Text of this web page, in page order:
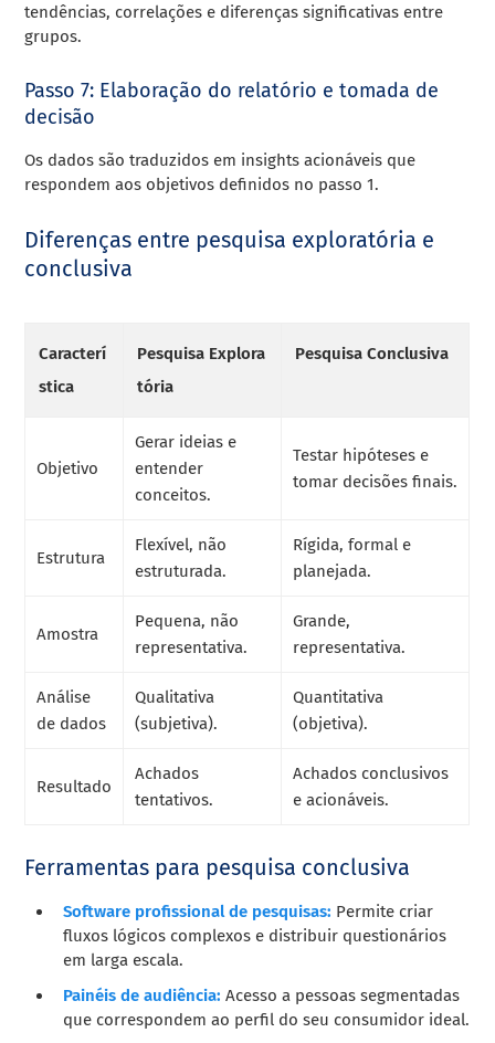
tendências, correlações e diferenças significativas entre
grupos.
Passo 7: Elaboração do relatório e tomada de
decisão
Os dados são traduzidos em insights acionáveis que
respondem aos objetivos definidos no passo 1.
Diferenças entre pesquisa exploratória e
conclusiva
Caracterí
stica
Pesquisa Explora
tória
Pesquisa Conclusiva
Objetivo
Gerar ideias e
entender
conceitos.
Testar hipóteses e
tomar decisões finais.
Estrutura
Flexível, não
estruturada.
Rígida, formal e
planejada.
Amostra
Pequena, não
representativa.
Grande,
representativa.
Análise
de dados
Qualitativa
(subjetiva).
Quantitativa
(objetiva).
Resultado
Achados
tentativos.
Achados conclusivos
e acionáveis.
Ferramentas para pesquisa conclusiva
Software profissional de pesquisas: Permite criar
fluxos lógicos complexos e distribuir questionários
em larga escala.
Painéis de audiência: Acesso a pessoas segmentadas
que correspondem ao perfil do seu consumidor ideal.